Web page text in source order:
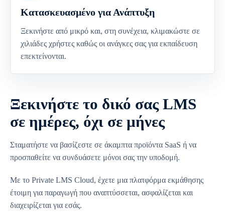
Κατασκευασμένο για Ανάπτυξη
Ξεκινήστε από μικρό και, στη συνέχεια, κλιμακώστε σε
χιλιάδες χρήστες καθώς οι ανάγκες σας για εκπαίδευση
επεκτείνονται.
Ξεκινήστε το δικό σας LMS
σε ημέρες, όχι σε μήνες
Σταματήστε να βασίζεστε σε άκαμπτα προϊόντα SaaS ή να
προσπαθείτε να συνδυάσετε μόνοι σας την υποδομή.
Με το Private LMS Cloud, έχετε μια πλατφόρμα εκμάθησης
έτοιμη για παραγωγή που αναπτύσσεται, ασφαλίζεται και
διαχειρίζεται για εσάς.